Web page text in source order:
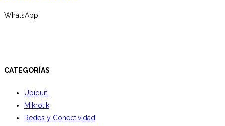
WhatsApp
CATEGORÍAS
Ubiquiti
Mikrotik
Redes y Conectividad